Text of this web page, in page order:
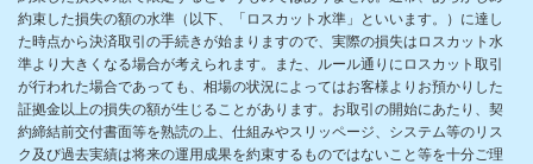
約束した損失の額の水準（以下、「ロスカット水準」といいます。）に達し
た時点から決済取引の手続きが始まりますので、実際の損失はロスカット水
準より大きくなる場合が考えられます。また、ルール通りにロスカット取引
が行われた場合であっても、相場の状況によってはお客様よりお預かりした
証拠金以上の損失の額が生じることがあります。お取引の開始にあたり、契
約締結前交付書面等を熟読の上、仕組みやスリッページ、システム等のリス
ク及び過去実績は将来の運用成果を約束するものではないこと等を十分ご理